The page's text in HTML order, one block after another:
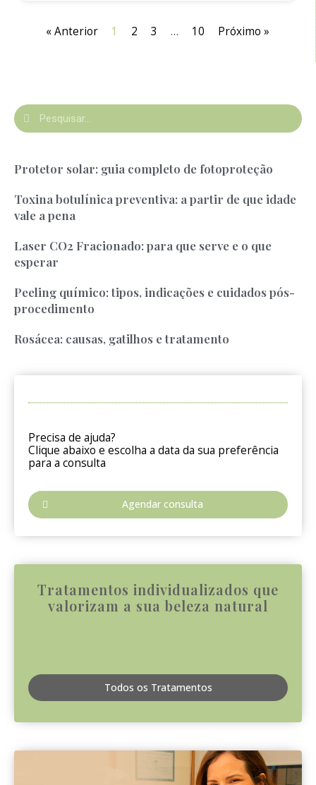
« Anterior 1 2 3 … 10 Próximo »
Protetor solar: guia completo de fotoproteção
Toxina botulínica preventiva: a partir de que idade
vale a pena
Laser CO2 Fracionado: para que serve e o que
esperar
Peeling químico: tipos, indicações e cuidados pós-
procedimento
Rosácea: causas, gatilhos e tratamento
Precisa de ajuda?
Clique abaixo e escolha a data da sua preferência
para a consulta
Agendar consulta
Tratamentos individualizados que
valorizam a sua beleza natural
Todos os Tratamentos